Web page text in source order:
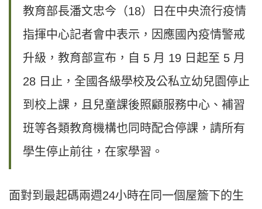
教育部長潘文忠今（18）日在中央流行疫情
指揮中心記者會中表示，因應國內疫情警戒
升級，教育部宣布，自 5 月 19 日起至 5 月
28 日止，全國各級學校及公私立幼兒園停止
到校上課，且兒童課後照顧服務中心、補習
班等各類教育機構也同時配合停課，請所有
學生停止前往，在家學習。
面對到最起碼兩週24小時在同一個屋簷下的生